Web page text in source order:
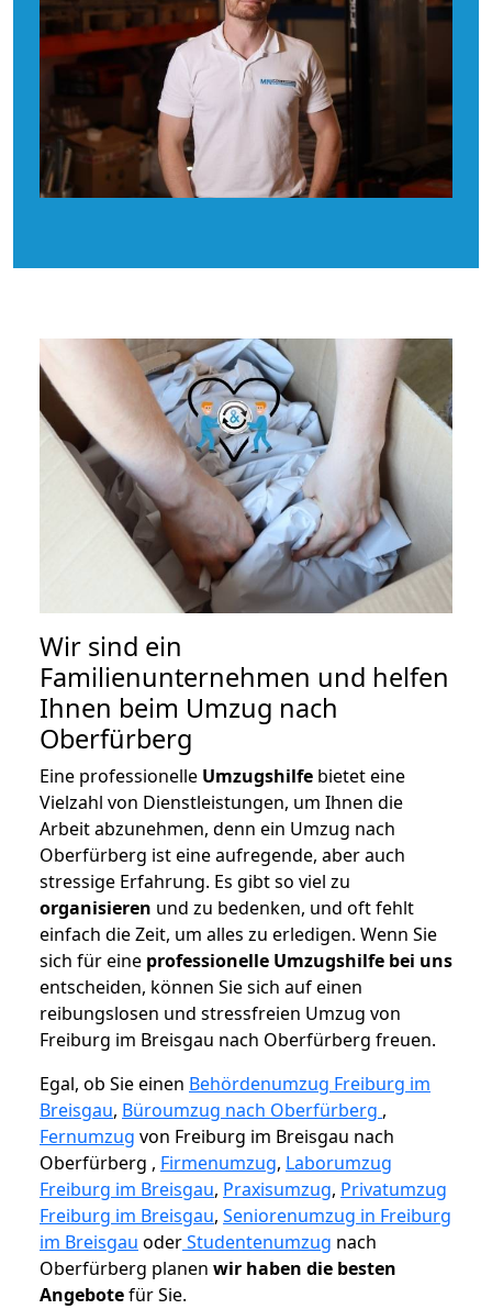
Wir sind ein
Familienunternehmen und helfen
Ihnen beim Umzug nach
Oberfürberg
Eine professionelle Umzugshilfe bietet eine
Vielzahl von Dienstleistungen, um Ihnen die
Arbeit abzunehmen, denn ein Umzug nach
Oberfürberg ist eine aufregende, aber auch
stressige Erfahrung. Es gibt so viel zu
organisieren und zu bedenken, und oft fehlt
einfach die Zeit, um alles zu erledigen. Wenn Sie
sich für eine professionelle Umzugshilfe bei uns
entscheiden, können Sie sich auf einen
reibungslosen und stressfreien Umzug von
Freiburg im Breisgau nach Oberfürberg freuen.
Egal, ob Sie einen Behördenumzug Freiburg im
Breisgau, Büroumzug nach Oberfürberg ,
Fernumzug von Freiburg im Breisgau nach
Oberfürberg , Firmenumzug, Laborumzug
Freiburg im Breisgau, Praxisumzug, Privatumzug
Freiburg im Breisgau, Seniorenumzug in Freiburg
im Breisgau oderStudentenumzug nach
Oberfürberg planen wir haben die besten
Angebotefür Sie.